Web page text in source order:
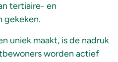
tertiaire- en
gekeken.
uniek maakt, is de nadruk
worden actief